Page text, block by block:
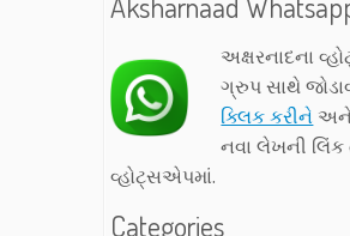
અક્ષરનાદના
ગ્રુપ સાથે
ક્લિક કરીને અને
નવા લેખની લિંક
વ્હોટ્સએપમાં.
Categories